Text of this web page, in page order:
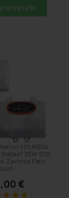
5 volte
al carrello
HYUNDAI
35W D1S
Zavorra Faro
Luci
€
star star star